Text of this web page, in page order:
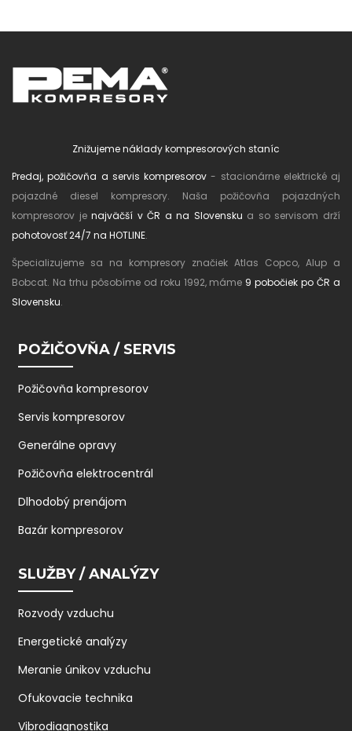
Znižujeme náklady kompresorových staníc
Predaj, požičovňa a servis kompresorov - stacionárne elektrické aj
pojazdné diesel kompresory. Naša požičovňa pojazdných
kompresorov jenajväčší v ČR a na Slovensku a so servisom drží
pohotovosť 24/7 na HOTLINE.
Špecializujeme sa na kompresory značiek Atlas Copco, Alup a
Bobcat. Na trhu pôsobíme od roku 1992, máme 9 pobočiek po ČR a
Slovensku.
POŽIČOVŇA / SERVIS
Požičovňa kompresorov
Servis kompresorov
Generálne opravy
Požičovňa elektrocentrál
Dlhodobý prenájom
Bazár kompresorov
SLUŽBY / ANALÝZY
Rozvody vzduchu
Energetické analýzy
Meranie únikov vzduchu
Ofukovacie technika
Vibrodiagnostika